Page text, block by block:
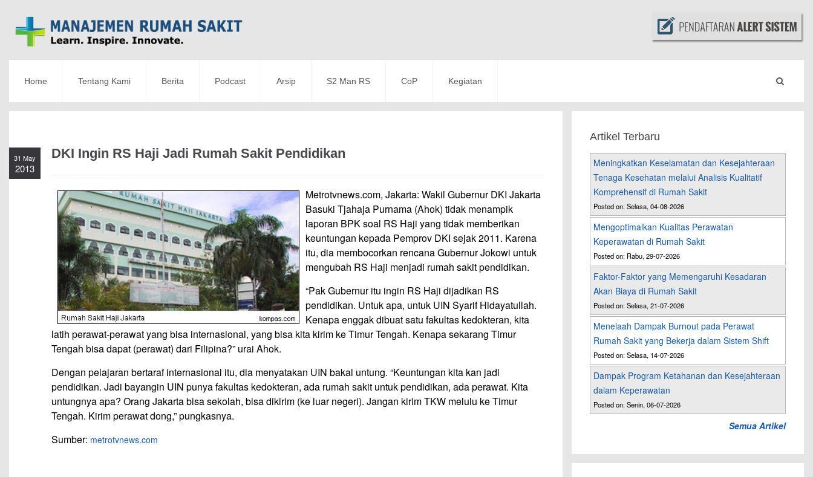
Home Tentang Kami Berita Podcast Arsip S2 Man RS CoP Kegiatan
31 May
2013
DKI Ingin RS Haji Jadi Rumah Sakit Pendidikan
Metrotvnews.com, Jakarta: Wakil Gubernur DKI Jakarta
Basuki Tjahaja Purnama (Ahok) tidak menampik
laporan BPK soal RS Haji yang tidak memberikan
keuntungan kepada Pemprov DKI sejak 2011. Karena
itu, dia membocorkan rencana Gubernur Jokowi untuk
mengubah RS Haji menjadi rumah sakit pendidikan.
“Pak Gubernur itu ingin RS Haji dijadikan RS
pendidikan. Untuk apa, untuk UIN Syarif Hidayatullah.
Kenapa enggak dibuat satu fakultas kedokteran, kita
latih perawat-perawat yang bisa internasional, yang bisa kita kirim ke Timur Tengah. Kenapa sekarang Timur
Tengah bisa dapat (perawat) dari Filipina?” urai Ahok.
Dengan pelajaran bertaraf internasional itu, dia menyatakan UIN bakal untung. “Keuntungan kita kan jadi
pendidikan. Jadi bayangin UIN punya fakultas kedokteran, ada rumah sakit untuk pendidikan, ada perawat. Kita
untungnya apa? Orang Jakarta bisa sekolah, bisa dikirim (ke luar negeri). Jangan kirim TKW melulu ke Timur
Tengah. Kirim perawat dong,” pungkasnya.
Sumber: metrotvnews.com
Artikel Terbaru
Meningkatkan Keselamatan dan Kesejahteraan
Tenaga Kesehatan melalui Analisis Kualitatif
Komprehensif di Rumah Sakit
Posted on: Selasa, 04-08-2026
Mengoptimalkan Kualitas Perawatan
Keperawatan di Rumah Sakit
Posted on: Rabu, 29-07-2026
Faktor-Faktor yang Memengaruhi Kesadaran
Akan Biaya di Rumah Sakit
Posted on: Selasa, 21-07-2026
Menelaah Dampak Burnout pada Perawat
Rumah Sakit yang Bekerja dalam Sistem Shift
Posted on: Selasa, 14-07-2026
Dampak Program Ketahanan dan Kesejahteraan
dalam Keperawatan
Posted on: Senin, 06-07-2026
Semua Artikel